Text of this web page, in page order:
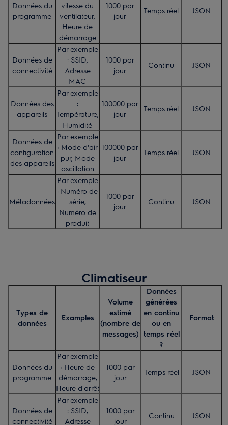
Données du
programme
vitesse du
ventilateur,
Heure de
démarrage
1000 par
jour
Temps réel JSON
Données de
connectivité
Par exemple
: SSID,
Adresse
MAC
1000 par
jour
Continu JSON
Données des
appareils
Par exemple
:
Température,
Humidité
100000 par
jour
Temps réel JSON
Données de
configuration
des appareils
Par exemple
: Mode d'air
pur, Mode
oscillation
100000 par
jour
Temps réel JSON
Métadonnées
Par exemple
: Numéro de
série,
Numéro de
produit
1000 par
jour
Continu JSON
Climatiseur
Types de
données
Examples
Volume
estimé
(nombre de
messages)
Données
générées
en continu
ou en
temps réel
?
Format
Données du
programme
Par exemple
: Heure de
démarrage,
Heure d'arrêt
1000 par
jour
Temps réel JSON
Données de
connectivité
Par exemple
: SSID,
Adresse
1000 par
jour
Continu JSON